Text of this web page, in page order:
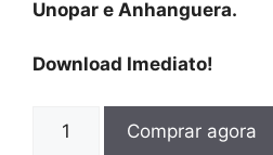
Unopar e Anhanguera.
Download Imediato!
Comprar agora